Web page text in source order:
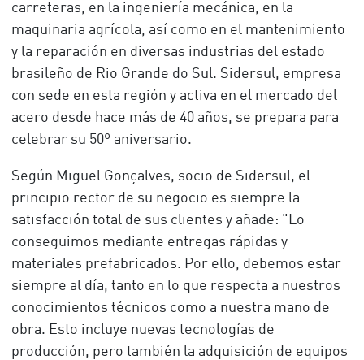
carreteras, en la ingeniería mecánica, en la
maquinaria agrícola, así como en el mantenimiento
y la reparación en diversas industrias del estado
brasileño de Rio Grande do Sul. Sidersul, empresa
con sede en esta región y activa en el mercado del
acero desde hace más de 40 años, se prepara para
celebrar su 50º aniversario.
Según Miguel Gonçalves, socio de Sidersul, el
principio rector de su negocio es siempre la
satisfacción total de sus clientes y añade: "Lo
conseguimos mediante entregas rápidas y
materiales prefabricados. Por ello, debemos estar
siempre al día, tanto en lo que respecta a nuestros
conocimientos técnicos como a nuestra mano de
obra. Esto incluye nuevas tecnologías de
producción, pero también la adquisición de equipos